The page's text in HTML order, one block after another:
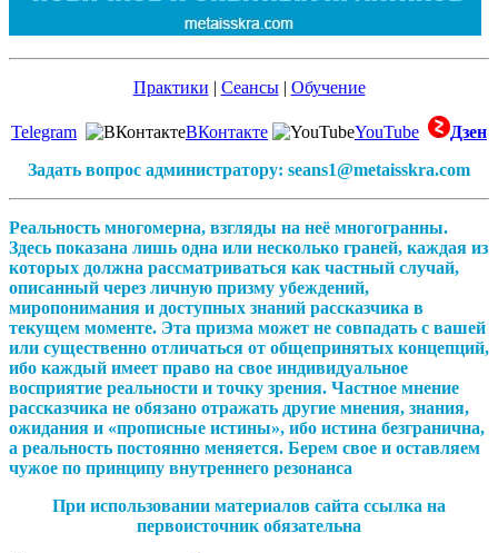
Практики | Сеансы| Обучение
Telegram ВКонтакте YouTube
Дзен
Задать вопрос администратору: seans1@metaisskra.com
Реальность многомерна, взгляды на неё многогранны.
Здесь показана лишь одна или несколько граней, каждая из
которых должна рассматриваться как частный случай,
описанный через личную призму убеждений,
миропонимания и доступных знаний рассказчика в
текущем моменте. Эта призма может не совпадать с вашей
или существенно отличаться от общепринятых концепций,
ибо каждый имеет право на свое индивидуальное
восприятие реальности и точку зрения. Частное мнение
рассказчика не обязано отражать другие мнения, знания,
ожидания и «прописные истины», ибо истина безгранична,
а реальность постоянно меняется. Берем свое и оставляем
чужое по принципу внутреннего резонанса
При использовании материалов сайта ссылка на
первоисточник обязательна